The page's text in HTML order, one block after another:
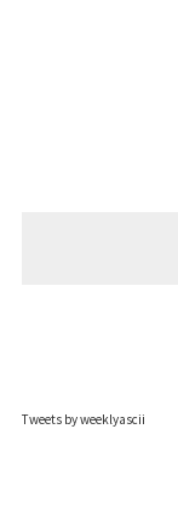
Tweets by weeklyascii